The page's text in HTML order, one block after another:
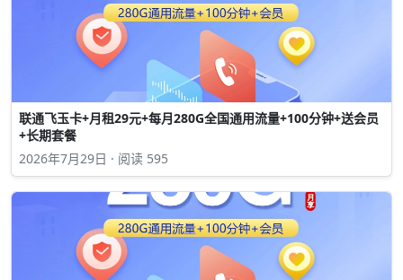
联通飞玉卡+月租29元+每月280G全国通用流量+100分钟+送会员
+长期套餐
2026年7月29日 · 阅读 595